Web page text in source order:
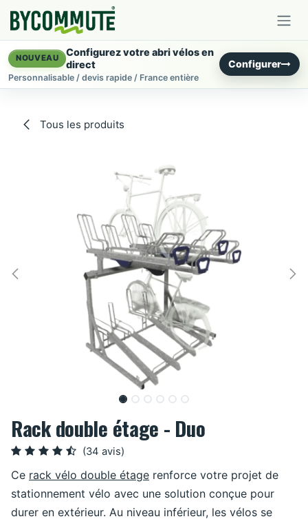
NOUVEAU
Configurez votre abri vélos en
direct
Personnalisable / devis rapide / France entière
Configurer
Tous les produits
Rack double étage - Duo
(34 avis)
Ce rack vélo double étage renforce votre projet de
stationnement vélo avec une solution conçue pour
durer en extérieur. Au niveau inférieur, les vélos se